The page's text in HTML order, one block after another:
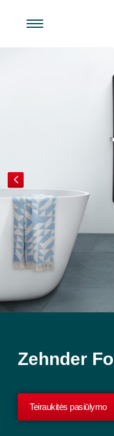
Zehnder
Teiraukitės pasiūlymo